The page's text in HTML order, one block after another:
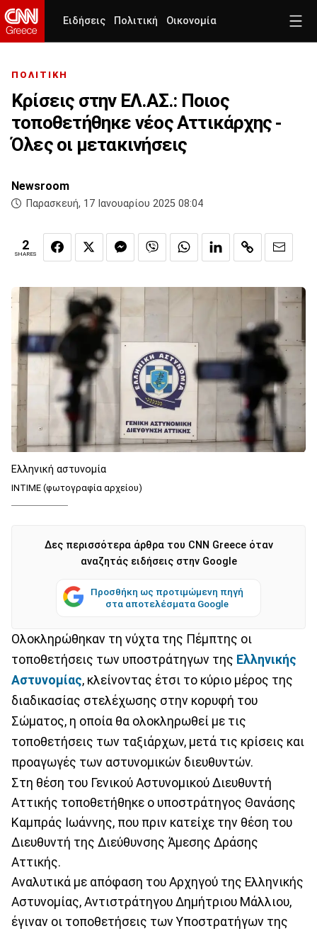
Ειδήσεις Πολιτική Οικονομία
ΠΟΛΙΤΙΚΗ
Κρίσεις στην ΕΛ.ΑΣ.: Ποιος
τοποθετήθηκε νέος Αττικάρχης -
Όλες οι μετακινήσεις
Newsroom
Παρασκευή, 17 Ιανουαρίου 2025 08:04
2
SHARES
Ελληνική αστυνομία
ΙΝΤΙΜΕ (φωτογραφία αρχείου)
Δες περισσότερα άρθρα του CNN Greece όταν
αναζητάς ειδήσεις στην Google
Προσθήκη ως προτιμώμενη πηγή
στα αποτελέσματα Google
Ολοκληρώθηκαν τη νύχτα της Πέμπτης οι
τοποθετήσεις των υποστράτηγων της Ελληνικής
Αστυνομίας, κλείνοντας έτσι το κύριο μέρος της
διαδικασίας στελέχωσης στην κορυφή του
Σώματος, η οποία θα ολοκληρωθεί με τις
τοποθετήσεις των ταξιάρχων, μετά τις κρίσεις και
προαγωγές των αστυνομικών διευθυντών.
Στη θέση του Γενικού Αστυνομικού Διευθυντή
Αττικής τοποθετήθηκε ο υποστράτηγος Θανάσης
Καμπράς Ιωάννης, που πριν κατείχε την θέση του
Διευθυντή της Διεύθυνσης Άμεσης Δράσης
Αττικής.
Αναλυτικά με απόφαση του Αρχηγού της Ελληνικής
Αστυνομίας, Αντιστράτηγου Δημήτριου Μάλλιου,
έγιναν οι τοποθετήσεις των Υποστρατήγων της